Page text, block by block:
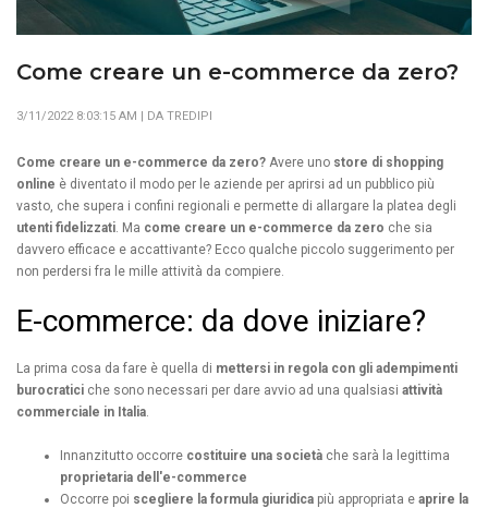
Come creare un e-commerce da zero?
3/11/2022 8:03:15 AM | DA TREDIPI
Come creare un e-commerce da zero? Avere uno store di shopping
online è diventato il modo per le aziende per aprirsi ad un pubblico più
vasto, che supera i confini regionali e permette di allargare la platea degli
utenti fidelizzati . Ma come creare un e-commerce da zero che sia
davvero efficace e accattivante? Ecco qualche piccolo suggerimento per
non perdersi fra le mille attività da compiere.
E-commerce: da dove iniziare?
La prima cosa da fare è quella di mettersi in regola con gli adempimenti
burocratici che sono necessari per dare avvio ad una qualsiasi attività
commerciale in Italia
Innanzitutto occorre costituire una società che sarà la legittima
proprietaria dell'e-commerce
Occorre poi scegliere la formula giuridica più appropriata e aprire la